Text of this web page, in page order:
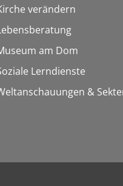
verändern
am Dom
Lerndienste
&